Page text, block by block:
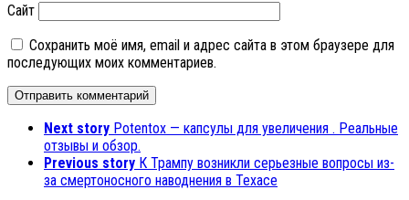
Сайт
Сохранить моё имя, email и адрес сайта в этом браузере для
последующих моих комментариев.
Next story Potentox — капсулы для увеличения . Реальные
отзывы и обзор.
Previous story К Трампу возникли серьезные вопросы из-
за смертоносного наводнения в Техасе